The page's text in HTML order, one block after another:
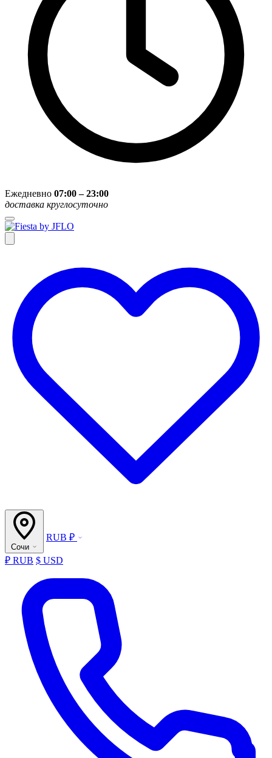
Ежедневно 07:00 – 23:00
доставка круглосуточно
Сочи
RUB ₽
₽ RUB $ USD